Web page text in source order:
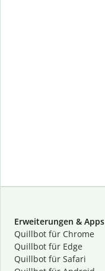
Erweiterungen & Apps
Quillbot für Chrome
Quillbot für Edge
Quillbot für Safari